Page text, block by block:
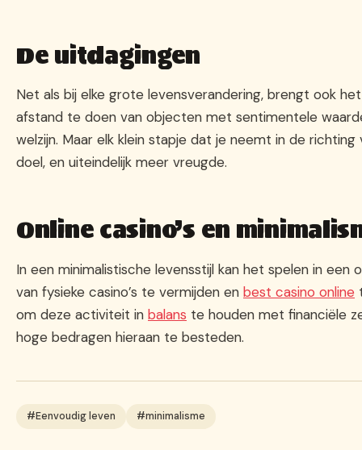
De uitdagingen
Net als bij elke grote levensverandering, brengt ook
afstand te doen van objecten met sentimentele
welzijn. Maar elk klein stapje dat je neemt in de
doel, en uiteindelijk meer vreugde.
Online casino’s en
In een minimalistische levensstijl kan het spelen in
van fysieke casino’s te vermijden en best casino online
om deze activiteit in balans te houden met financiële
hoge bedragen hieraan te besteden.
#Eenvoudig leven #minimalisme